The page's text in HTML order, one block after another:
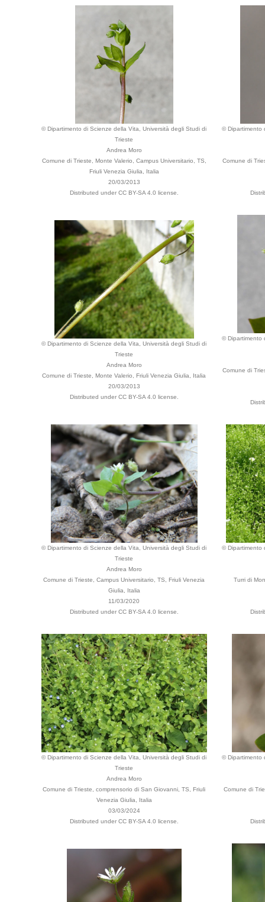
© Dipartimento di Scienze della Vita, Università degli Studi di
Trieste
Andrea Moro
Comune di Trieste, Monte Valerio, Campus Universitario, TS,
Friuli Venezia Giulia, Italia
20/03/2013
Distributed under CC BY-SA 4.0 license.
© Dipartimento
Comune di
© Dipartimento di Scienze della Vita, Università degli Studi di
Trieste
Andrea Moro
Comune di Trieste, Monte Valerio, Friuli Venezia Giulia, Italia
20/03/2013
Distributed under CC BY-SA 4.0 license.
© Dipartimento
Comune di
© Dipartimento di Scienze della Vita, Università degli Studi di
Trieste
Andrea Moro
Comune di Trieste, Campus Universitario, TS, Friuli Venezia
Giulia, Italia
11/03/2020
Distributed under CC BY-SA 4.0 license.
© Dipartimento
Turri di
© Dipartimento di Scienze della Vita, Università degli Studi di
Trieste
Andrea Moro
Comune di Trieste, comprensorio di San Giovanni, TS, Friuli
Venezia Giulia, Italia
03/03/2024
Distributed under CC BY-SA 4.0 license.
© Dipartimento
Comune di